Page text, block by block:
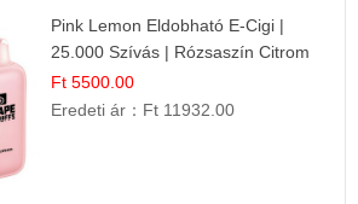
Pink Lemon Eldobható E-Cigi |
25.000 Szívás | Rózsaszín Citrom
Íz
Ft 5500.00
Eredeti ár： Ft 11932.00